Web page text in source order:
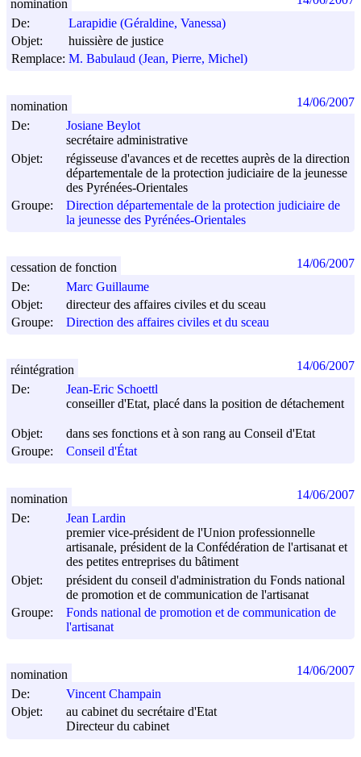
De:
Larapidie (Géraldine, Vanessa)
Objet:
huissière de justice
Remplace: M. Babulaud (Jean, Pierre, Michel)
nomination
De:
Josiane Beylot
secrétaire administrative
Objet:
régisseuse d'avances et de recettes auprès de la direction
départementale de la protection judiciaire de la jeunesse
des Pyrénées-Orientales
Groupe:
Direction départementale de la protection judiciaire de
la jeunesse des Pyrénées-Orientales
nomination 14/06/2007
De:
Marc Guillaume
Objet:
directeur des affaires civiles et du sceau
Groupe:
Direction des affaires civiles et du sceau
cessation de fonction 14/06/2007
De:
Jean-Eric Schoettl
conseiller d'Etat, placé dans la position de détachement
Objet:
dans ses fonctions et à son rang au Conseil d'Etat
Groupe:
Conseil d'État
réintégration 14/06/2007
De:
Jean Lardin
premier vice-président de l'Union professionnelle
artisanale, président de la Confédération de l'artisanat et
des petites entreprises du bâtiment
Objet:
président du conseil d'administration du Fonds national
de promotion et de communication de l'artisanat
Groupe:
Fonds national de promotion et de communication de
l'artisanat
nomination 14/06/2007
De:
Vincent Champain
Objet:
au cabinet du secrétaire d'Etat
Directeur du cabinet
nomination 14/06/2007